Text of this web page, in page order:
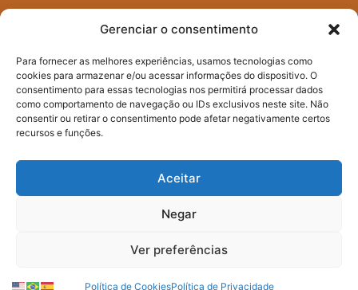
Gerenciar o consentimento
Para fornecer as melhores experiências, usamos tecnologias como
cookies para armazenar e/ou acessar informações do dispositivo. O
consentimento para essas tecnologias nos permitirá processar dados
como comportamento de navegação ou IDs exclusivos neste site. Não
consentir ou retirar o consentimento pode afetar negativamente certos
recursos e funções.
Aceitar
Negar
Ver preferências
Política de CookiesPolítica de Privacidade
FIQUE POR
DENTRO
DO PACTO
CONTRA A FOME
Assine nossa newsletter e saiba